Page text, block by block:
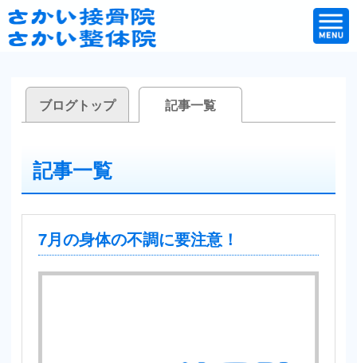
ブログトップ 記事一覧
記事一覧
7月の身体の不調に要注意！